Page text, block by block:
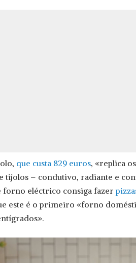
que custa 829 euros, «replica
tijolos – condutivo, radiante e
forno eléctrico consiga fazer
este é o primeiro «forno